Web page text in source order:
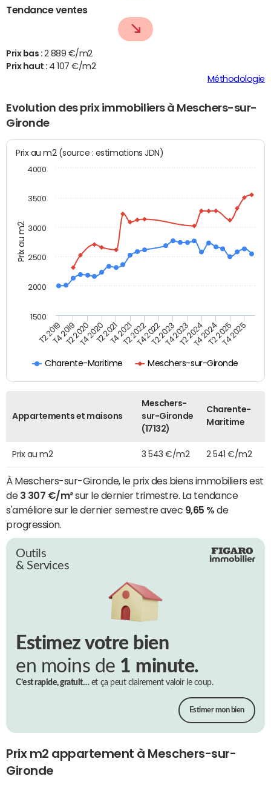
Tendance ventes
Prix bas : 2 889 €/m2
Prix haut : 4 107 €/m2
Méthodologie
Evolution des prix immobiliers à Meschers-sur-
Gironde
Prix au m2
Prix au m2 (source : estimations JDN)
Charente-Maritime Meschers-sur-Gironde
T2 2019T4 2019T2 2020T4 2020T2 2021T4 2021T2 2022T4 2022T2 2023T4 2023T2 2024T4 2024T2 2025T4 2025
1500
2000
2500
3000
3500
4000
Appartements et maisons
Meschers-
sur-Gironde
(17132)
Charente-
Maritime
Prix au m2 3 543 €/m2 2 541 €/m2
À Meschers-sur-Gironde, le prix des biens immobiliers est
de 3 307 €/m²sur le dernier trimestre. La tendance
s'améliore sur le dernier semestre avec 9,65 % de
progression.
Outils
& Services
Estimez votre bien
en moins de 1 minute.
C’est rapide, gratuit…et ça peut clairement valoir le coup.
Estimer mon bien
Prix m2 appartement à Meschers-sur-
Gironde